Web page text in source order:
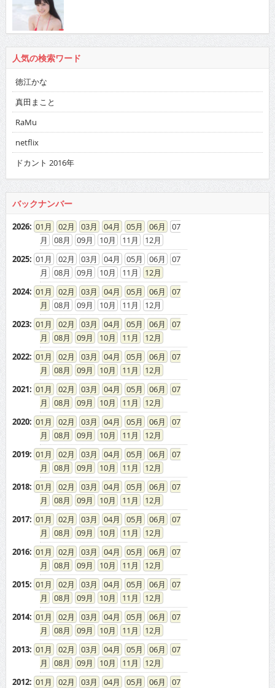
人気の検索ワード
徳江かな
真田まこと
RaMu
netflix
ドカント 2016年
バックナンバー
2026: 01 02 03 04 05 06
07
08
09 10 11
12
2025: 01 02 03 04 05 06
07
08
09 10 11
12
2024: 01 02 03 04 05 06
07
08
09 10 11
12
2023: 01 02 03 04 05 06
07
08
09 10 11
12
2022: 01 02 03 04 05 06
07
08
09 10 11
12
2021: 01 02 03 04 05 06
07
08
09 10 11
12
2020: 01 02 03 04 05 06
07
08
09 10 11
12
2019: 01 02 03 04 05 06
07
08
09 10 11
12
2018: 01 02 03 04 05 06
07
08
09 10 11
12
2017: 01 02 03 04 05 06
07
08
09 10 11
12
2016: 01 02 03 04 05 06
07
08
09 10 11
12
2015: 01 02 03 04 05 06
07
08
09 10 11
12
2014: 01 02 03 04 05 06
07
08
09 10 11
12
2013: 01 02 03 04 05 06
07
08
09 10 11
12
2012: 01 02 03 04 05 06
07